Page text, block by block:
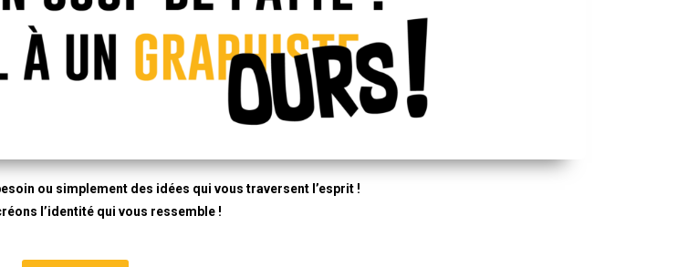
ou simplement des idées qui vous traversent l’esprit !
l’identité qui vous ressemble !